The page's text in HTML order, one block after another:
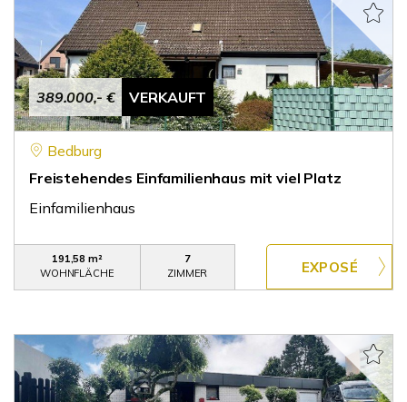
389.000,- € VERKAUFT
Bedburg
Freistehendes Einfamilienhaus mit viel Platz
Einfamilienhaus
191,58 m²
WOHNFLÄCHE
7
ZIMMER